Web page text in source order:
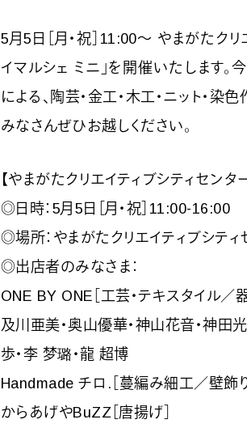
5月5日［月・祝］11:00〜 やまがたク
イマルシェ ミニ」を開催いたします
による、陶芸・金工・木工・ニット・
みなさんぜひお越しください。
【やまがたクリエイティブシティセンタ
◎日時：5月5日［月・祝］11:00-16:00
◎場所：やまがたクリエイティブシテ
◎出店者のみなさま：
ONE BY ONE［工芸・テキスタイル／器
及川亜美・奥山優華・神山花音・神田
歩・李 梦璐・龍 超博
Handmade チロ.［蔓編み細工／壁飾り
からあげやBuZZ［唐揚げ］